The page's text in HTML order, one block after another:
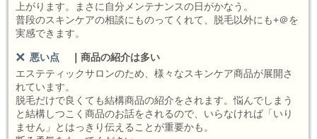
上がります。まさに自分メンテナンスの日がかなう。
普段のスキンケアの相談にものってくれて、脱毛以外にも+＠を
実感できます。
悪い点
商品の紹介は多い
エステティックサロンのため、様々なスキンケア商品が展開さ
れています。
脱毛だけで良くても結構商品の紹介をされます。悩んでしまう
と結構しつこく商品のお話をされるので、いらなければ「いり
ません」とはっきり伝えることが重要かも。